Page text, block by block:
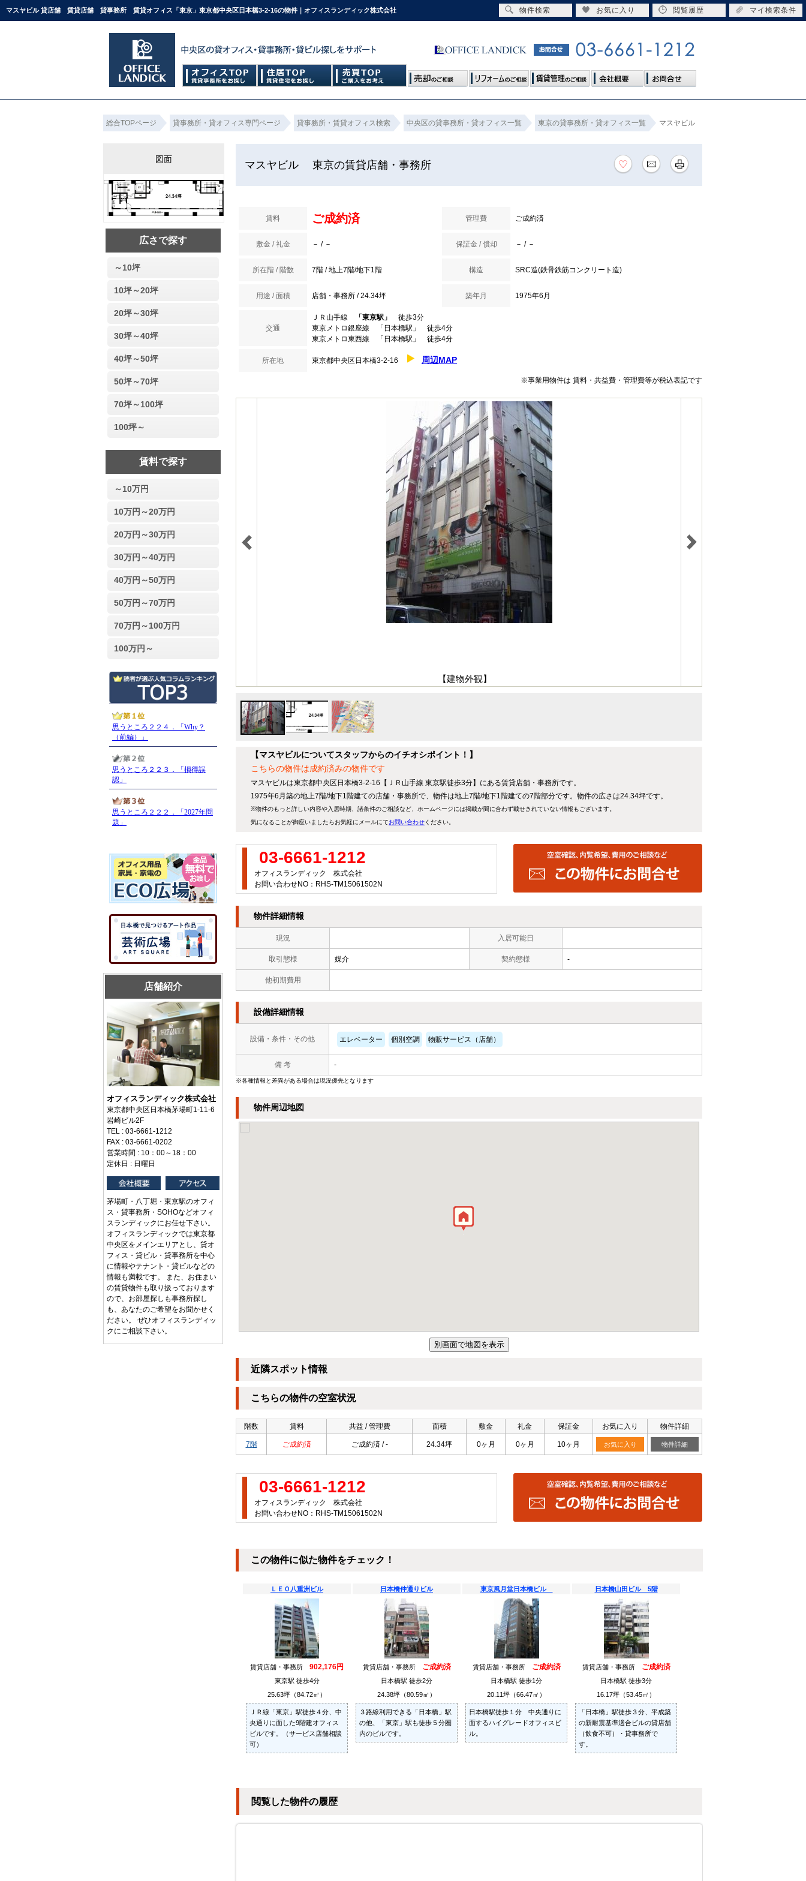
マスヤビル 貸店舗 賃貸店舗 貸事務所 賃貸オフィス「東京」東京都中央区日本橋3-2-16の物件｜オフィスランディック株式会社
総合TOPページ 貸事務所・貸オフィス専門ページ 貸事務所・賃貸オフィス検索 中央区の貸事務所・貸オフィス一覧 東京の貸事務所・貸オフィス一覧 マスヤビル
マスヤビル 東京の賃貸店舗・事務所
賃料 ご成約済 管理費 ご成約済
敷金 / 礼金 － / － 保証金 / 償却 － / －
所在階 / 階数 7階 / 地上7階/地下1階 構造 SRC造(鉄骨鉄筋コンクリート造)
用途 / 面積 店舗・事務所 / 24.34坪 築年月 1975年6月
交通
ＪＲ山手線 「東京駅」
徒歩3分
東京メトロ銀座線 「日本橋駅」 徒歩4分
東京メトロ東西線 「日本橋駅」 徒歩4分
所在地 東京都中央区日本橋3-2-16 周辺MAP
※事業用物件は 賃料・共益費・管理費等が税込表記です
【建物外観】
【マスヤビルについてスタッフからのイチオシポイント！】
こちらの物件は成約済みの物件です
マスヤビルは東京都中央区日本橋3-2-16【ＪＲ山手線 東京駅徒歩3分】にある賃貸店舗・事務所です。
1975年6月築の地上7階/地下1階建ての店舗・事務所で、物件は地上7階/地下1階建ての7階部分です。物件の広さは24.34坪です。
※物件のもっと詳しい内容や入居時期、諸条件のご相談など、ホームページには掲載が間に合わず載せきれていない情報もございます。
気になることが御座いましたらお気軽にメールにてお問い合わせください。
03-6661-1212
オフィスランディック 株式会社
お問い合わせNO：RHS-TM15061502N
物件詳細情報
現況 入居可能日
取引態様 媒介 契約態様 -
他初期費用
設備詳細情報
設備・条件・その他 エレベーター 個別空調 物販サービス（店舗）
備 考 -
※各種情報と差異がある場合は現況優先となります
物件周辺地図
近隣スポット情報
こちらの物件の空室状況
階数 賃料 共益 / 管理費 面積 敷金 礼金 保証金 お気に入り 物件詳細
7階 ご成約済 ご成約済 / - 24.34坪 0ヶ月 0ヶ月 10ヶ月 お気に入り 物件詳細
03-6661-1212
オフィスランディック 株式会社
お問い合わせNO：RHS-TM15061502N
この物件に似た物件をチェック！
ＬＥＯ八重洲ビル
賃貸店舗・事務所 902,176円
東京駅 徒歩4分
25.63坪（84.72㎡）
ＪＲ線「東京」駅徒歩４分、中
央通りに面した9階建オフィス
ビルです。（サービス店舗相談
可）
日本橋仲通りビル
賃貸店舗・事務所 ご成約済
日本橋駅 徒歩2分
24.38坪（80.59㎡）
３路線利用できる「日本橋」駅
の他、「東京」駅も徒歩５分圏
内のビルです。
東京風月堂日本橋ビル
賃貸店舗・事務所 ご成約済
日本橋駅 徒歩1分
20.11坪（66.47㎡）
日本橋駅徒歩１分 中央通りに
面するハイグレードオフィスビ
ル。
日本橋山田ビル 5階
賃貸店舗・事務所 ご成約済
日本橋駅 徒歩3分
16.17坪（53.45㎡）
「日本橋」駅徒歩３分、平成築
の新耐震基準適合ビルの貸店舗
（飲食不可）・貸事務所で
す。
閲覧した物件の履歴
図面
広さで探す
～10坪
10坪～20坪
20坪～30坪
30坪～40坪
40坪～50坪
50坪～70坪
70坪～100坪
100坪～
賃料で探す
～10万円
10万円～20万円
20万円～30万円
30万円～40万円
40万円～50万円
50万円～70万円
70万円～100万円
100万円～
店舗紹介
オフィスランディック株式会社
東京都中央区日本橋茅場町1-11-6
岩崎ビル2F
TEL : 03-6661-1212
FAX : 03-6661-0202
営業時間 : 10：00～18：00
定休日 : 日曜日
茅場町・八丁堀・東京駅のオフィ
ス・貸事務所・SOHOなどオフィ
スランディックにお任せ下さい。
オフィスランディックでは東京都
中央区をメインエリアとし、貸オ
フィス・貸ビル・貸事務所を中心
に情報やテナント・貸ビルなどの
情報も満載です。 また、お住まい
の賃貸物件も取り扱っております
ので、お部屋探しも事務所探し
も、あなたのご希望をお聞かせく
ださい。 ぜひオフィスランディッ
クにご相談下さい。
物件検索 お気に入り 閲覧履歴 マイ検索条件